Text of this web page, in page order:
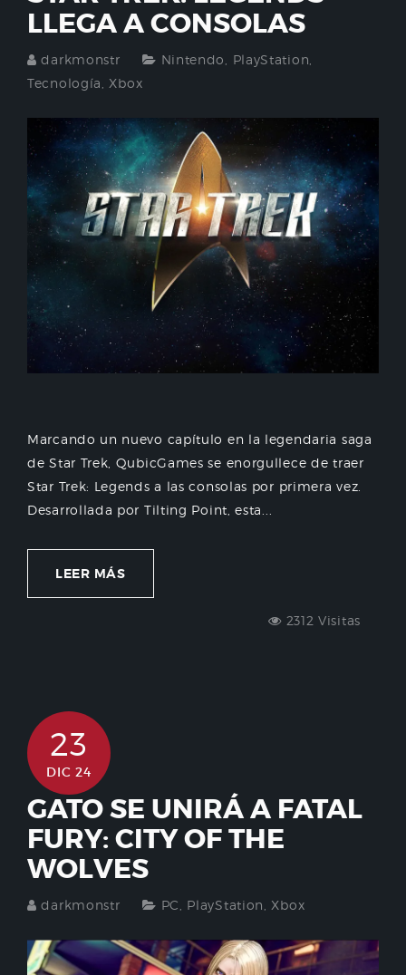
LLEGA A CONSOLAS
darkmonstr Nintendo PlayStation
Tecnología
Xbox
Marcando un nuevo capítulo en la legendaria saga
de Star Trek, QubicGames se enorgullece de traer
Star Trek: Legends a las consolas por primera vez.
Desarrollada por Tilting Point, esta...
LEER MÁS
2312 Visitas
23
DIC 24
GATO SE UNIRÁ A FATAL
FURY: CITY OF THE
WOLVES
darkmonstr PC PlayStation Xbox